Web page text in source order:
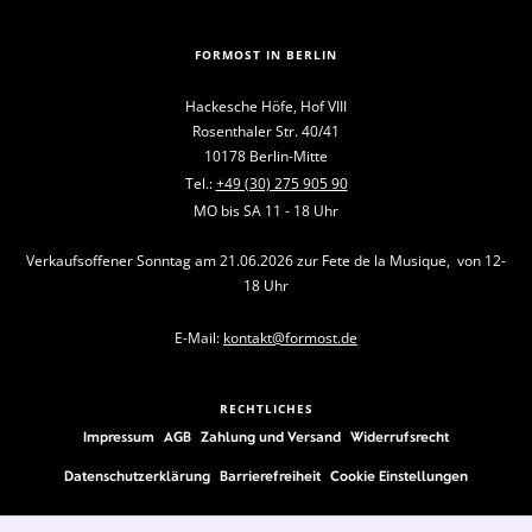
FORMOST IN BERLIN
Hackesche Höfe, Hof VIII
Rosenthaler Str. 40/41
10178 Berlin-Mitte
Tel.:+49 (30) 275 905 90
MO bis SA 11 - 18 Uhr
Verkaufsoffener Sonntag am 21.06.2026 zur Fete de la Musique, von 12-
18 Uhr
E-Mail: kontakt@formost.de
RECHTLICHES
Impressum AGB Zahlung und Versand Widerrufsrecht
Datenschutzerklärung Barrierefreiheit Cookie Einstellungen